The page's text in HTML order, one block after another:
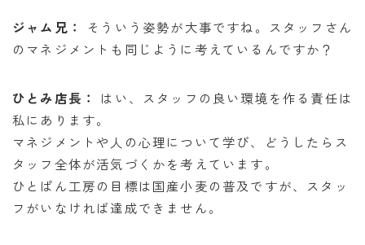
ジャム兄：
そういう姿勢が大事ですね。スタッフさん
のマネジメントも同じように考えているんですか？
ひとみ店長：
はい、スタッフの良い環境を作る責任は
私にあります。
マネジメントや人の心理について学び、どうしたらス
タッフ全体が活気づくかを考えています。
ひとぱん工房の目標は国産小麦の普及ですが、スタッ
フがいなければ達成できません。